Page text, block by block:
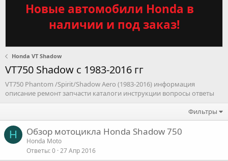
Новые автомобили Honda в
наличии и под заказ!
Honda VT Shadow
VT750 Shadow c 1983-2016 гг
VT750 Phantom /Spirit/Shadow Aero (1983-2016) информация
описание ремонт запчасти каталоги инструкции вопросы ответы
Фильтры
H Обзор мотоцикла Honda Shadow 750
Honda Moto
Ответы 0 27 Апр 2016